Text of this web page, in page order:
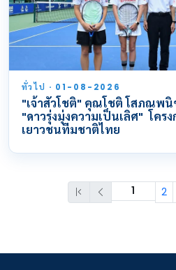
ทั่วไป · 01-08-2026
"เจ้าสัวโชติ" คุณโชติ โสภณพ
"ดาวรุ่งมุ่งความเป็นเลิศ" โคร
เยาวชนทีมชาติไทย
2